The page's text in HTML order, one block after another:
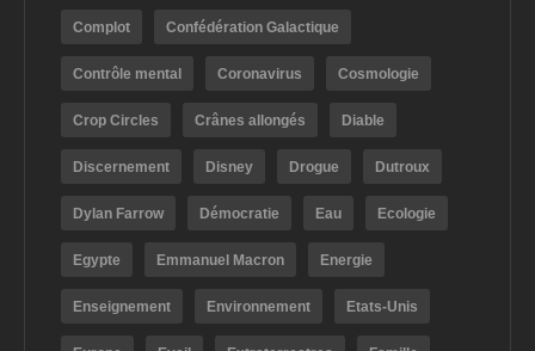
Complot Confédération Galactique
Contrôle mental Coronavirus Cosmologie
Crop Circles Crânes allongés Diable
Discernement Disney Drogue Dutroux
Dylan Farrow Démocratie Eau Ecologie
Egypte Emmanuel Macron Energie
Enseignement Environnement Etats-Unis